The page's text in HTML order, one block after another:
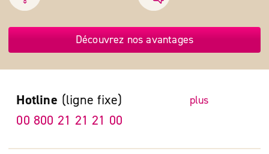
Découvrez nos avantages
Hotline (ligne fixe) plus
00 800 21 21 21 00